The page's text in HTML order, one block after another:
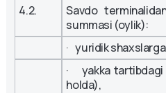
4.2.
Savdo
summasi (oylik):
· yuridik
· yakka tartibdagi
holda),